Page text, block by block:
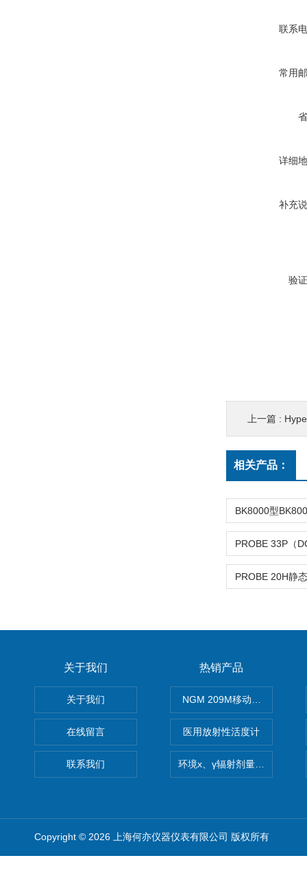
联系
常用
详细
补充
验
上一篇 :
相关产品：
关于我们
关于我们
在线留言
联系我们
热销产品
NGM 209M移动式惰性气体
医用放射性活度计
环境x、γ辐射剂量率仪
Copyright © 2026 上海何亦仪器仪表有限公司 版权所有